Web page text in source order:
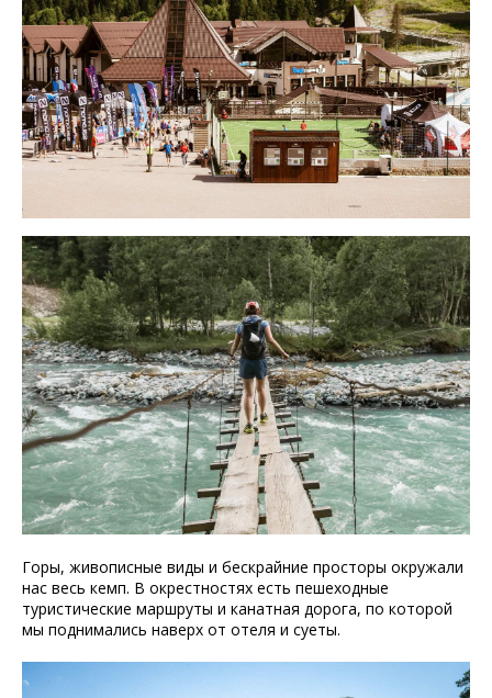
Горы, живописные виды и бескрайние просторы окружали
нас весь кемп. В окрестностях есть пешеходные
туристические маршруты и канатная дорога, по которой
мы поднимались наверх от отеля и суеты.